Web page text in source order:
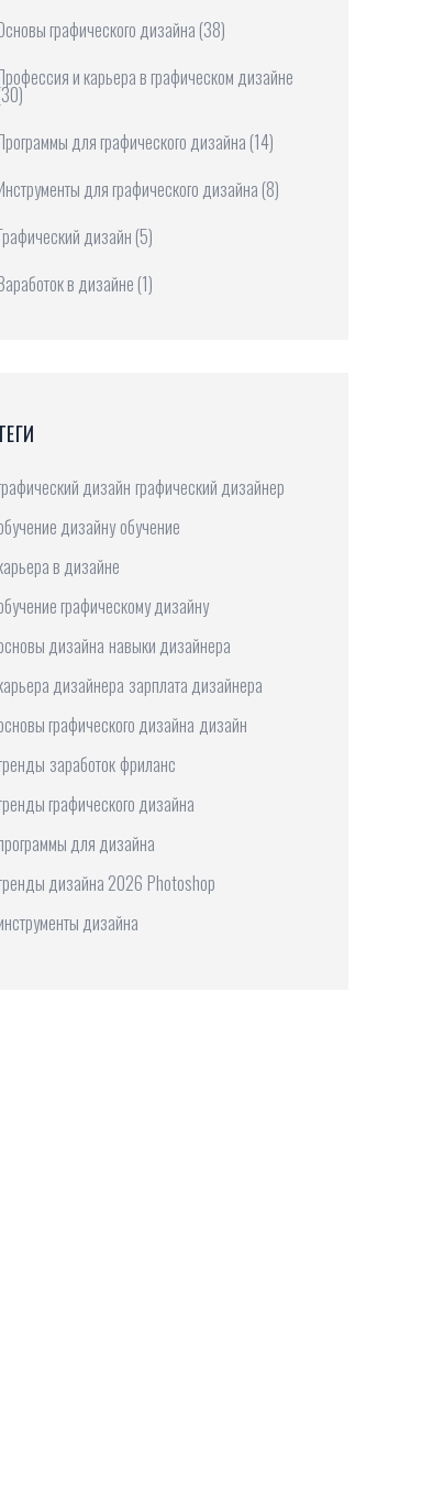
графического дизайна (38)
и карьера в графическом дизайне
для графического дизайна (14)
для графического дизайна (8)
дизайн (5)
в дизайне (1)
дизайн графический дизайнер
дизайну обучение
в дизайне
графическому дизайну
дизайна навыки дизайнера
дизайнера зарплата дизайнера
графического дизайна дизайн
заработок фриланс
графического дизайна
для дизайна
дизайна 2026 Photoshop
дизайна